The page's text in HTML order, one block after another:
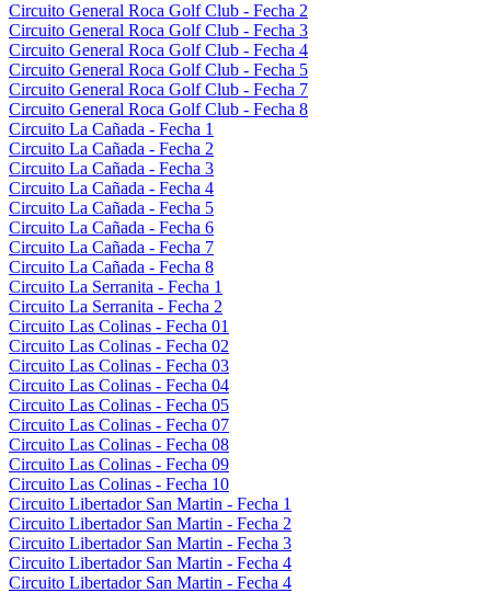
Circuito General Roca Golf Club - Fecha 2
Circuito General Roca Golf Club - Fecha 3
Circuito General Roca Golf Club - Fecha 4
Circuito General Roca Golf Club - Fecha 5
Circuito General Roca Golf Club - Fecha 7
Circuito General Roca Golf Club - Fecha 8
Circuito La Cañada - Fecha 1
Circuito La Cañada - Fecha 2
Circuito La Cañada - Fecha 3
Circuito La Cañada - Fecha 4
Circuito La Cañada - Fecha 5
Circuito La Cañada - Fecha 6
Circuito La Cañada - Fecha 7
Circuito La Cañada - Fecha 8
Circuito La Serranita - Fecha 1
Circuito La Serranita - Fecha 2
Circuito Las Colinas - Fecha 01
Circuito Las Colinas - Fecha 02
Circuito Las Colinas - Fecha 03
Circuito Las Colinas - Fecha 04
Circuito Las Colinas - Fecha 05
Circuito Las Colinas - Fecha 07
Circuito Las Colinas - Fecha 08
Circuito Las Colinas - Fecha 09
Circuito Las Colinas - Fecha 10
Circuito Libertador San Martin - Fecha 1
Circuito Libertador San Martin - Fecha 2
Circuito Libertador San Martin - Fecha 3
Circuito Libertador San Martin - Fecha 4
Circuito Libertador San Martin - Fecha 4